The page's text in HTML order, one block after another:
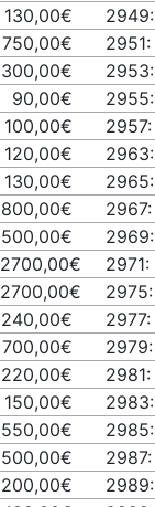
130,00€ 2949:
750,00€ 2951:
300,00€ 2953:
90,00€ 2955:
100,00€ 2957:
120,00€ 2963:
130,00€ 2965:
800,00€ 2967:
500,00€ 2969:
2700,00€ 2971:
2700,00€ 2975:
240,00€ 2977:
700,00€ 2979:
220,00€ 2981:
150,00€ 2983:
550,00€ 2985:
500,00€ 2987:
200,00€ 2989: